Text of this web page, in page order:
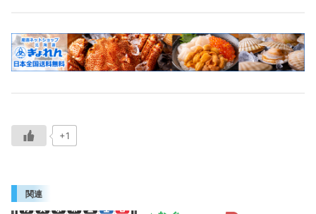
+1
関連